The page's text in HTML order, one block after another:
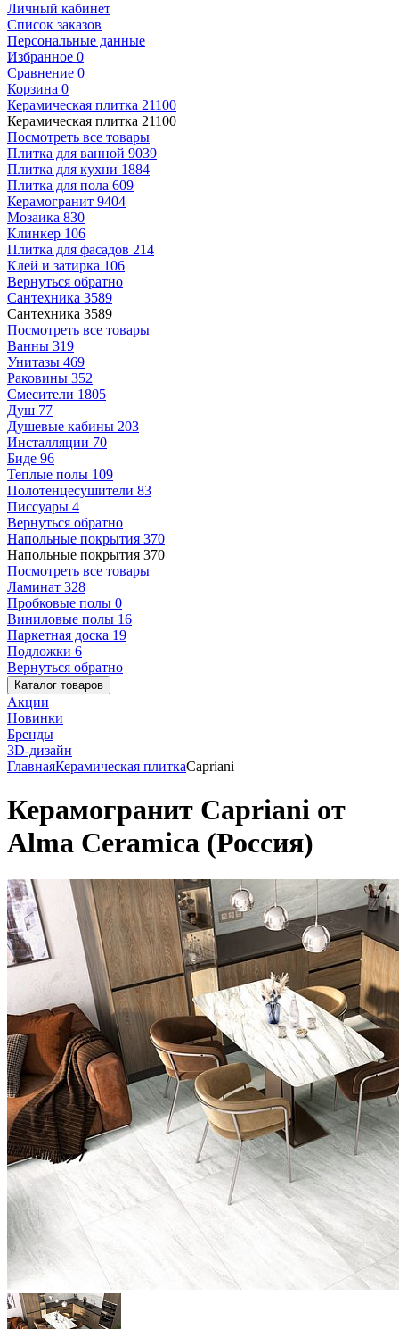
Личный кабинет
Список заказов
Персональные данные
Избранное 0
Сравнение 0
Корзина 0
Керамическая плитка 21100
Керамическая плитка 21100
Посмотреть все товары
Плитка для ванной 9039
Плитка для кухни 1884
Плитка для пола 609
Керамогранит 9404
Мозаика 830
Клинкер 106
Плитка для фасадов 214
Клей и затирка 106
Вернуться обратно
Сантехника 3589
Сантехника 3589
Посмотреть все товары
Ванны 319
Унитазы 469
Раковины 352
Смесители 1805
Душ 77
Душевые кабины 203
Инсталляции 70
Биде 96
Теплые полы 109
Полотенцесушители 83
Писсуары 4
Вернуться обратно
Напольные покрытия 370
Напольные покрытия 370
Посмотреть все товары
Ламинат 328
Пробковые полы 0
Виниловые полы 16
Паркетная доска 19
Подложки 6
Вернуться обратно
Каталог товаров
Акции
Новинки
Бренды
3D-дизайн
ГлавнаяКерамическая плиткаCapriani
Керамогранит Capriani от
Alma Ceramica (Россия)